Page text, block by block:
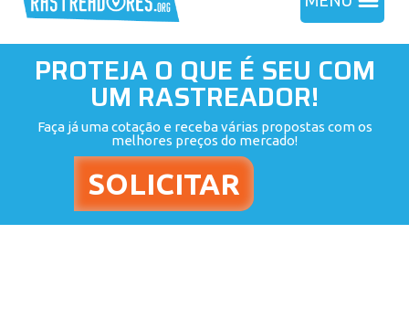
PROTEJA O QUE É SEU COM
UM RASTREADOR!
Faça já uma cotação e receba várias propostas com os
melhores preços do mercado!